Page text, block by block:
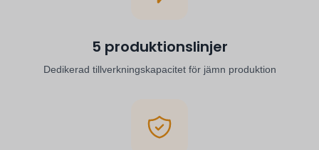
5 produktionslinjer
Dedikerad tillverkningskapacitet för jämn produktion